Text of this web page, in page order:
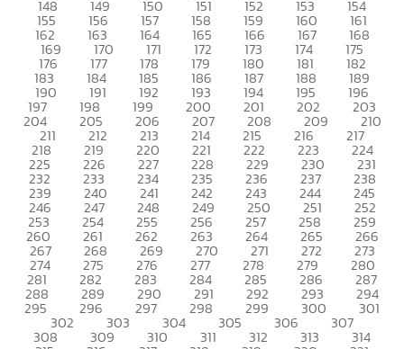
148 149 150 151 152 153 154
155 156 157 158 159 160 161
162 163 164 165 166 167 168
169 170 171 172 173 174 175
176 177 178 179 180 181 182
183 184 185 186 187 188 189
190 191 192 193 194 195 196
197 198 199 200 201 202 203
204 205 206 207 208 209 210
211 212 213 214 215 216 217
218 219 220 221 222 223 224
225 226 227 228 229 230 231
232 233 234 235 236 237 238
239 240 241 242 243 244 245
246 247 248 249 250 251 252
253 254 255 256 257 258 259
260 261 262 263 264 265 266
267 268 269 270 271 272 273
274 275 276 277 278 279 280
281 282 283 284 285 286 287
288 289 290 291 292 293 294
295 296 297 298 299 300 301
302 303 304 305 306 307
308 309 310 311 312 313 314